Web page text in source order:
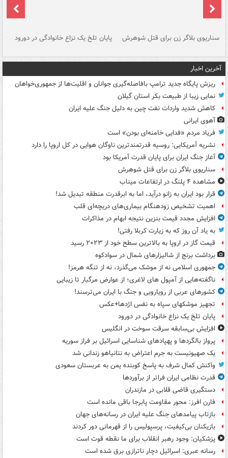
سناریوی بلاگر زن برای قتل شوهرش پایان تلخ یک نزاع خانوادگی در دورود
آخرین اخبار
ریزش پایگاه جدید ترامپ بافاصله‌گیری جوانان و اقلیت‌ها از جمهوری‌خواهان
نمایی زیبا از طبیعت بکر استان گیلان
کاهش شدید واردات نفت چین به دلیل جنگ علیه ایران
آهوی ایرانی
فریاد مردم «فدایی خامنه‌ای بودن» است
نشریه آمریکایی: روسیه قدرتمندترین ناوگان هوایی در کل اروپا را دارد
آغاز جنگ ایران برای پایان قدرت آمریکا بود
سناریوی بلاگر زن برای قتل شوهرش
مشاهده ۴ پلنگ در ارتفاعات میناب
قرار بود ایران به زانو درآید، اما به ابرقدرت منطقه تبدیل شد!
اهمیت تشخیص زودهنگام بیماری‌های دریچه‌ای قلب
افزایش مجدد قیمت بنزین نتیجه ابهام در مذاکرات
به یاد آن روز که به زیارت کربلا رفتی!
قیمت گاز در اروپا به بالاترین سطح خود از ۲۰۲۳ رسید
برداشت برنج از شالیزارهای شمال در سوادکوه
جمهوری اسلامی نه از موشک می‌گذرد، نه از تنگه هرمز!
ناگفته‌هایی از آمپول های لاغری؛ از عوارض مرگبار تا زیبایی
کشورهای عربی از رویارویی و جنگ با ایران می‌ترسند!
تجهیز موشکهای سپاه به نفس اژدها+عکس
پایان تلخ یک نزاع خانوادگی در دورود
افزایش بی‌سابقه سرقت سوخت در انگلیس
پرواز بالگردها و پهپادهای شناسایی اسرائیل بر فراز سوریه
یک صهیونیست به جرم اعتراض به نتانیاهو زندانی شد
واکنش کمال شرف به پاسخ کوبنده یمن به عربستان سعودی
قدرت نظامی ایران فراتر از برآوردها
دستگیری قاضی قلابی در مازندران
فارن افرز: محور مقاومت پابرجا باقی مانده است
بازتاب پیامدهای جنگ علیه ایران در رسانه‌های جهان
بازیکنان بی‌کیفیت، پرسپولیس را از قهرمانی دور کردند
پزشکیان: وجود رهبر انقلاب برای ما نقطه قوت است
رسانه عبری: اسرائیل دچار ناترازی برق شده است